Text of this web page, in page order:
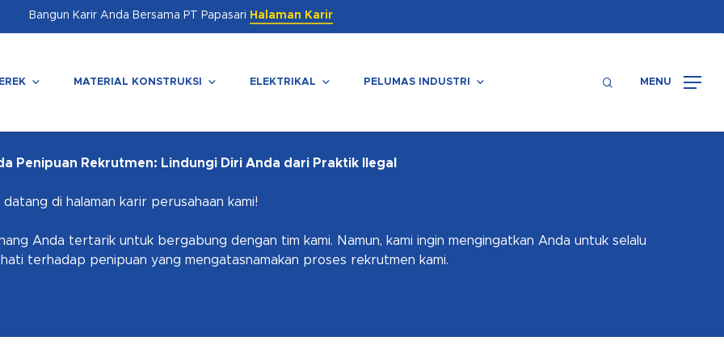
Bangun Karir Anda Bersama PT Papasari Halaman Karir
MATERIAL KONSTRUKSI ELEKTRIKAL PELUMAS INDUSTRI searchMENU
Penipuan Rekrutmen: Lindungi Diri Anda dari Praktik Ilegal
datang di halaman karir perusahaan kami!
Anda tertarik untuk bergabung dengan tim kami. Namun, kami ingin mengingatkan Anda untuk selalu
terhadap penipuan yang mengatasnamakan proses rekrutmen kami.